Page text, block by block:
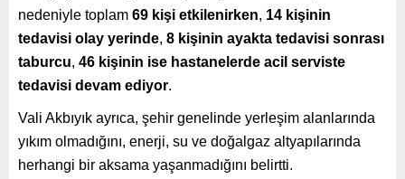
nedeniyle toplam 69 kişi etkilenirken, 14 kişinin
tedavisi olay yerinde, 8 kişinin ayakta tedavisi sonrası
taburcu, 46 kişinin ise hastanelerde acil serviste
tedavisi devam ediyor.
Vali Akbıyık ayrıca, şehir genelinde yerleşim alanlarında
yıkım olmadığını, enerji, su ve doğalgaz altyapılarında
herhangi bir aksama yaşanmadığını belirtti.